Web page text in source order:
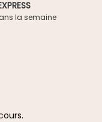
la semaine